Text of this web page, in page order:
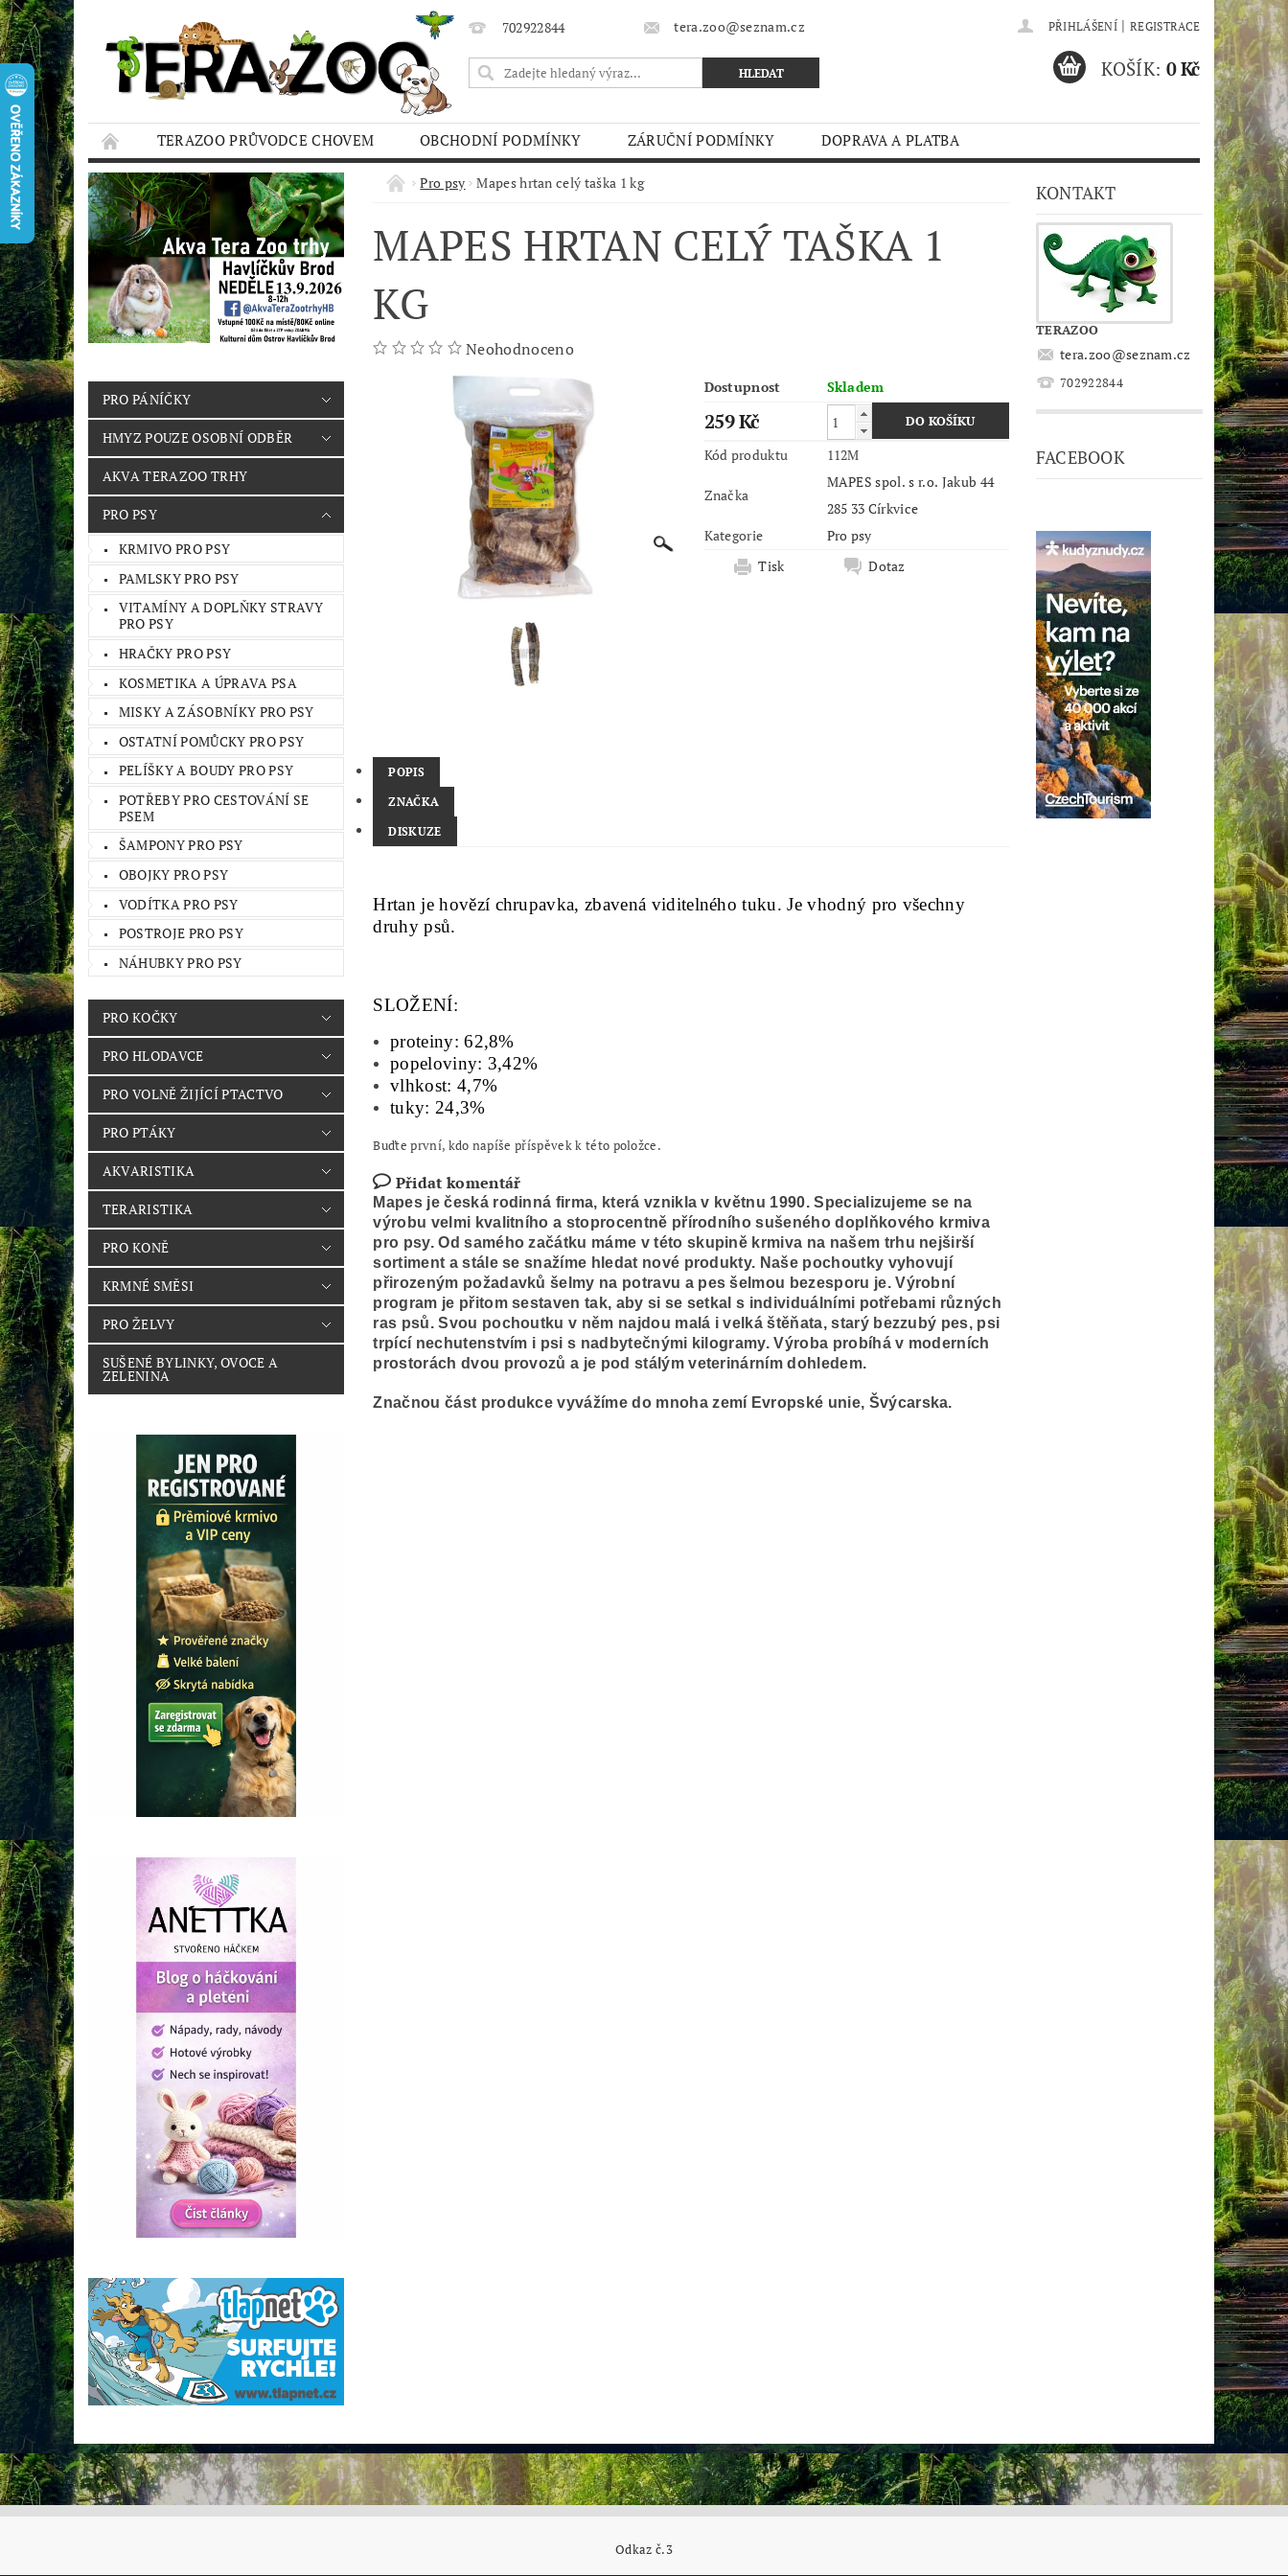
702922844 tera.zoo@seznam.cz PŘIHLÁŠENÍ | REGISTRACE
KOŠÍK: 0 Kč
TERAZOO PRŮVODCE CHOVEM OBCHODNÍ PODMÍNKY ZÁRUČNÍ PODMÍNKY
DOPRAVA A PLATBA
HODNOCENÍ OBCHODU
AQUA TERAZOO TRHY
PRO PÁNÍČKY
HMYZ POUZE OSOBNÍ ODBĚR
AKVA TERAZOO TRHY
PRO PSY
KRMIVO PRO PSY
PAMLSKY PRO PSY
VITAMÍNY A DOPLŇKY STRAVY
PRO PSY
HRAČKY PRO PSY
KOSMETIKA A ÚPRAVA PSA
MISKY A ZÁSOBNÍKY PRO PSY
OSTATNÍ POMŮCKY PRO PSY
PELÍŠKY A BOUDY PRO PSY
POTŘEBY PRO CESTOVÁNÍ SE
PSEM
ŠAMPONY PRO PSY
OBOJKY PRO PSY
VODÍTKA PRO PSY
POSTROJE PRO PSY
NÁHUBKY PRO PSY
PRO KOČKY
PRO HLODAVCE
PRO VOLNĚ ŽIJÍCÍ PTACTVO
PRO PTÁKY
AKVARISTIKA
TERARISTIKA
PRO KONĚ
KRMNÉ SMĚSI
PRO ŽELVY
SUŠENÉ BYLINKY, OVOCE A
ZELENINA
Pro psy Mapes hrtan celý taška 1 kg
MAPES HRTAN CELÝ TAŠKA 1
KG
Neohodnoceno
Dostupnost Skladem
259 Kč
Kód produktu 112M
Značka
MAPES spol. s r.o. Jakub 44
285 33 Církvice
Kategorie
Pro psy
Tisk
Dotaz
POPIS
ZNAČKA
DISKUZE
Hrtan je hovězí chrupavka, zbavená viditelného tuku. Je vhodný pro všechny
druhy psů.
SLOŽENÍ:
proteiny: 62,8%
popeloviny: 3,42%
vlhkost: 4,7%
tuky: 24,3%
Buďte první, kdo napíše příspěvek k této položce.
Přidat komentář
Mapes je česká rodinná firma, která vznikla v květnu 1990. Specializujeme se na
výrobu velmi kvalitního a stoprocentně přírodního sušeného doplňkového krmiva
pro psy. Od samého začátku máme v této skupině krmiva na našem trhu nejširší
sortiment a stále se snažíme hledat nové produkty. Naše pochoutky vyhovují
přirozeným požadavků šelmy na potravu a pes šelmou bezesporu je. Výrobní
program je přitom sestaven tak, aby si se setkal s individuálními potřebami různých
ras psů. Svou pochoutku v něm najdou malá i velká štěňata, starý bezzubý pes, psi
trpící nechutenstvím i psi s nadbytečnými kilogramy. Výroba probíhá v moderních
prostorách dvou provozů a je pod stálým veterinárním dohledem.
Značnou část produkce vyvážíme do mnoha zemí Evropské unie, Švýcarska.
KONTAKT
TERAZOO
tera.zoo@seznam.cz
702922844
FACEBOOK
Odkaz č.3